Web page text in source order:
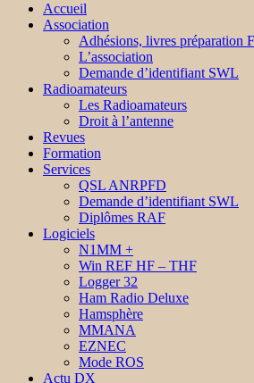
Accueil
Association
Adhésions, livres préparation
L’association
Demande d’identifiant SWL
Radioamateurs
Les Radioamateurs
Droit à l’antenne
Revues
Formation
Services
QSL ANRPFD
Demande d’identifiant SWL
Diplômes RAF
Logiciels
N1MM +
Win REF HF – THF
Logger 32
Ham Radio Deluxe
Hamsphère
MMANA
EZNEC
Mode ROS
Actu DX